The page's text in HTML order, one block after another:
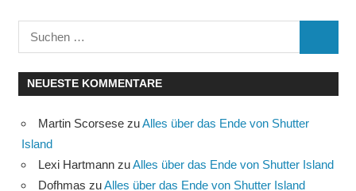
Suchen
nach:
NEUESTE KOMMENTARE
Martin Scorsese zuAlles über das Ende von Shutter
Island
Lexi Hartmann zuAlles über das Ende von Shutter Island
Dofhmas zuAlles über das Ende von Shutter Island